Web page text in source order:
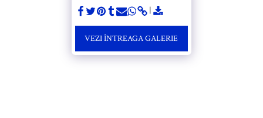
VEZI ÎNTREAGA GALERIE